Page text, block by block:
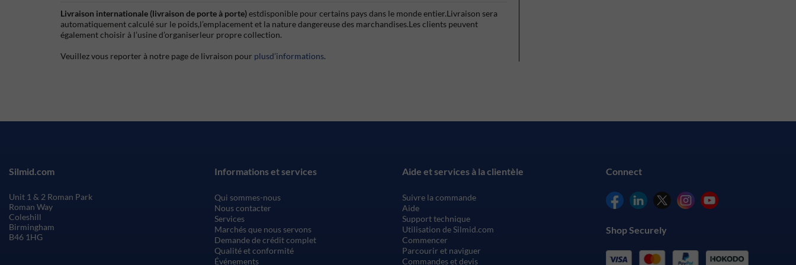
Livraison internationale (livraison de porte à porte)estdisponible pour certains pays dans le monde entier.Livraison sera
automatiquement calculé sur le poids,l’emplacement et la nature dangereuse des marchandises.Les clients peuvent
également choisir à l’usine d’organiserleur propre collection.
Veuillez vous reporter à notre page de livraison pour plusd’informations.
Informations et services
Qui sommes-nous
Nous contacter
Services
Marchés que nous servons
Demande de crédit complet
Qualité et conformité
Événements
Aide et services à la clientèle
Suivre la commande
Aide
Support technique
Utilisation de Silmid.com
Commencer
Parcourir et naviguer
Commandes et devis
Connect
Shop Securely
Silmid.com
Unit 1 & 2 Roman Park
Roman Way
Coleshill
Birmingham
B46 1HG